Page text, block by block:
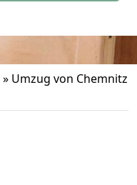
» Umzug von Chemnitz